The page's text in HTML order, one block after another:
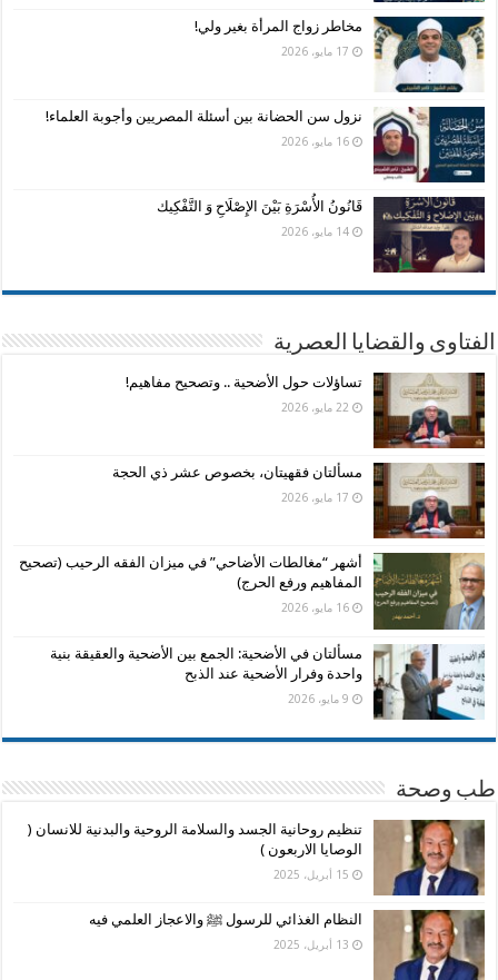
مخاطر زواج المرأة بغير ولي!
17 مايو، 2026
نزول سن الحضانة بين أسئلة المصريين وأجوبة العلماء!
16 مايو، 2026
قَانُونُ الأُسْرَةِ بَيْنَ الإِصْلَاحِ وَ التَّفْكِيك
14 مايو، 2026
الفتاوى والقضايا العصرية
تساؤلات حول الأضحية .. وتصحيح مفاهيم!
22 مايو، 2026
مسألتان فقهيتان، بخصوص عشر ذي الحجة
17 مايو، 2026
أشهر “مغالطات الأضاحي” في ميزان الفقه الرحيب (تصحيح
المفاهيم ورفع الحرج)
16 مايو، 2026
مسألتان في الأضحية: الجمع بين الأضحية والعقيقة بنية
واحدة وفرار الأضحية عند الذبح
9 مايو، 2026
طب وصحة
تنظيم روحانية الجسد والسلامة الروحية والبدنية للانسان (
الوصايا الاربعون )
15 أبريل، 2025
النظام الغذائي للرسول ﷺ والاعجاز العلمي فيه
13 أبريل، 2025